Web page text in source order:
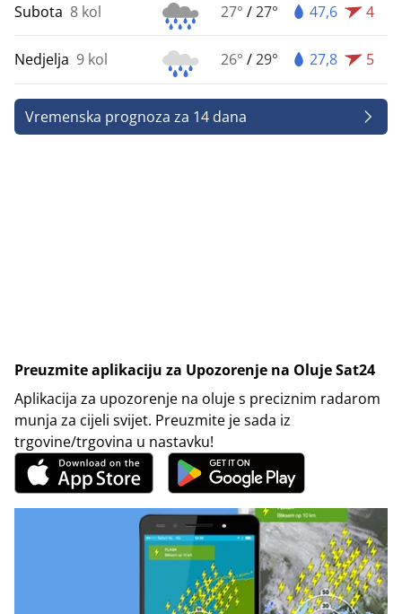
Subota 8 kol 27° /27° 47,6 4
Nedjelja 9 kol 26° /29° 27,8 5
Vremenska prognoza za 14 dana
Preuzmite aplikaciju za Upozorenje na Oluje Sat24
Aplikacija za upozorenje na oluje s preciznim radarom
munja za cijeli svijet. Preuzmite je sada iz
trgovine/trgovina u nastavku!